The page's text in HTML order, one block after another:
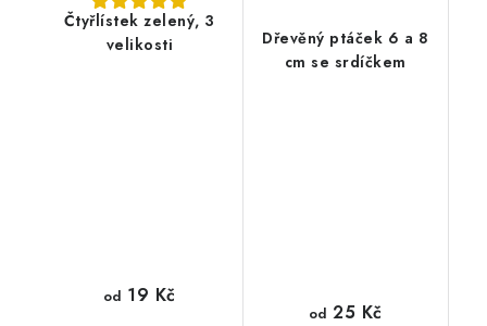
Čtyřlístek zelený, 3
velikosti
od 19 Kč
Dřevěný ptáček 6 a 8
cm se srdíčkem
od 25 Kč